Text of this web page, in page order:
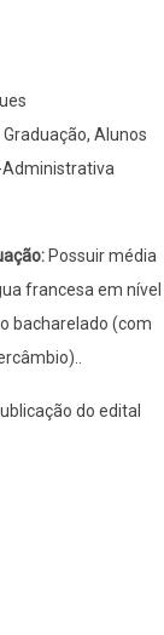
Alunos
Administrativa
Possuir média
francesa em nível
bacharelado (com
do edital